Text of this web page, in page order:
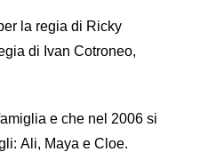
la regia di Ricky
di Ivan Cotroneo,
e che nel 2006 si
Ali, Maya e Cloe.